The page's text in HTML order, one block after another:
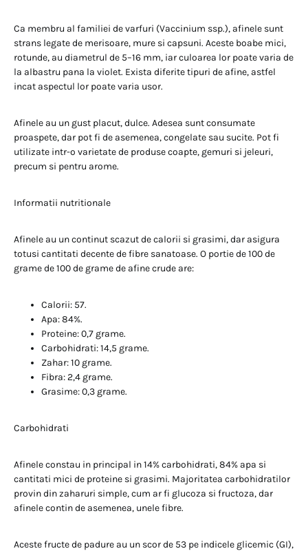
Ca membru al familiei de varfuri (Vaccinium ssp.), afinele sunt
strans legate de merisoare, mure si capsuni. Aceste boabe mici,
rotunde, au diametrul de 5–16 mm, iar culoarea lor poate varia de
la albastru pana la violet. Exista diferite tipuri de afine, astfel
incat aspectul lor poate varia usor.
Afinele au un gust placut, dulce. Adesea sunt consumate
proaspete, dar pot fi de asemenea, congelate sau sucite. Pot fi
utilizate intr-o varietate de produse coapte, gemuri si jeleuri,
precum si pentru arome.
Informatii nutritionale
Afinele au un continut scazut de calorii si grasimi, dar asigura
totusi cantitati decente de fibre sanatoase. O portie de 100 de
grame de 100 de grame de afine crude are:
Calorii: 57.
Apa: 84%.
Proteine: 0,7 grame.
Carbohidrati: 14,5 grame.
Zahar: 10 grame.
Fibra: 2,4 grame.
Grasime: 0,3 grame.
Carbohidrati
Afinele constau in principal in 14% carbohidrati, 84% apa si
cantitati mici de proteine ​​si grasimi. Majoritatea carbohidratilor
provin din zaharuri simple, cum ar fi glucoza si fructoza, dar
afinele contin de asemenea, unele fibre.
Aceste fructe de padure au un scor de 53 pe indicele glicemic (GI),